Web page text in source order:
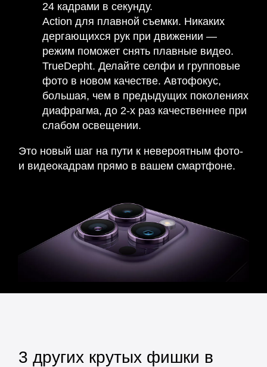
24 кадрами в секунду.
Action для плавной съемки. Никаких
дергающихся рук при движении —
режим поможет снять плавные видео.
TrueDepht. Делайте селфи и групповые
фото в новом качестве. Автофокус,
большая, чем в предыдущих поколениях
диафрагма, до 2-х раз качественнее при
слабом освещении.
Это новый шаг на пути к невероятным фото-
и видеокадрам прямо в вашем смартфоне.
3 других крутых фишки в